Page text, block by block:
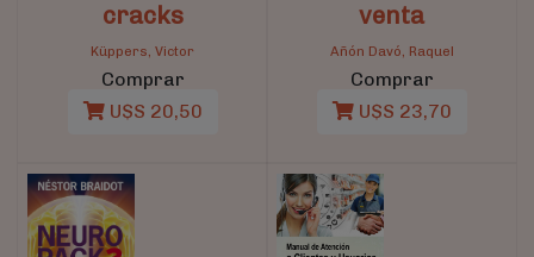
cracks
Küppers, Victor
Comprar
U$S 20,50
venta
Añón Davó, Raquel
Comprar
U$S 23,70